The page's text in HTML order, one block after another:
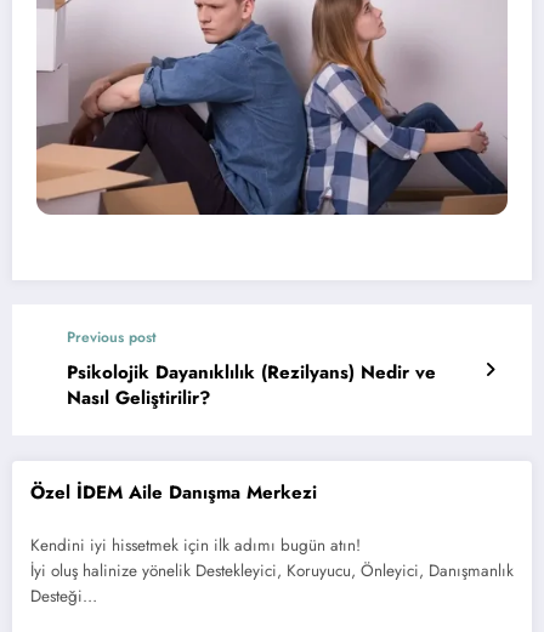
Özel İDEM Aile Danışma Merkezi
Kendini iyi hissetmek için ilk adımı bugün atın!
İyi oluş halinize yönelik Destekleyici, Koruyucu, Önleyici, Danışmanlık
Desteği…
Previous post
Psikolojik Dayanıklılık (Rezilyans) Nedir ve
Nasıl Geliştirilir?